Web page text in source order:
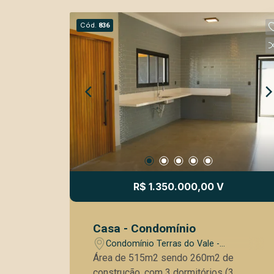
Cód. 836
R$ 1.350.000,00 V
Casa - Condomínio
Condomínio Terras do Vale -
Caçapava/SP
Área de 515m2 sendo 260m2 de